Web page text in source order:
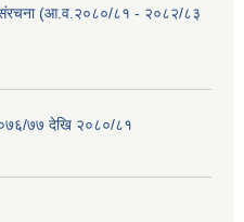
संरचना (आ.व.२०८०/८१ - २०८२/८३
७७ देखि २०८०/८१